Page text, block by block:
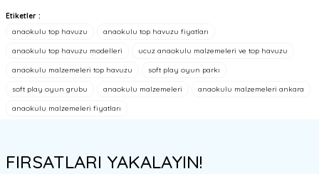
Bu ürünün fiyat bilgisi, resim, ürün açıklamalarında ve diğer
konularda yetersiz gördüğünüz noktaları öneri formunu kullanarak
tarafımıza iletebilirsiniz.
Ürün fiyatı diğer sitelerden daha pahalı.
Etiketler :
anaokulu top havuzu
anaokulu top havuzu fiyatları
anaokulu top havuzu modelleri ucuz anaokulu malzemeleri ve top havuzu
anaokulu malzemeleri top havuzu soft play oyun parkı
soft play oyun grubu anaokulu malzemeleri anaokulu malzemeleri ankara
anaokulu malzemeleri fiyatları
FIRSATLARI YAKALAYIN!